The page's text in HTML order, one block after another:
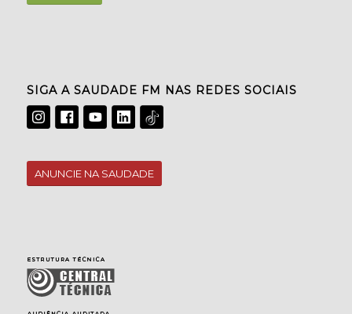
SIGA A SAUDADE FM NAS REDES SOCIAIS
ANUNCIE NA SAUDADE